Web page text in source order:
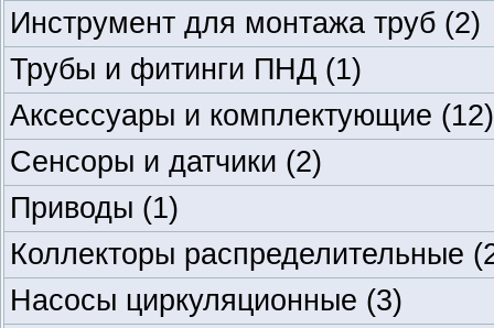
Инструмент для монтажа труб (2)
Трубы и фитинги ПНД (1)
Аксессуары и комплектующие (12)
Сенсоры и датчики (2)
Приводы (1)
Коллекторы распределительные
Насосы циркуляционные (3)